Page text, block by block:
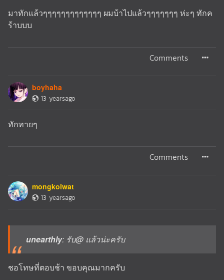
มาทักแล้วๆๆๆๆๆๆๆๆๆๆๆๆๆ ผมบ้าไปแล้วๆๆๆๆๆๆๆ ห่ะๆ ทักค
ร้าบบบ
Comments
boyhaha
13 yearsago
ทักทายๆ
Comments
mongkolwat
13 yearsago
unearthly: รับ@ แล้วน่ะครับ
ชอโทษที่ตอบช้า ขอบคุณมากครับ